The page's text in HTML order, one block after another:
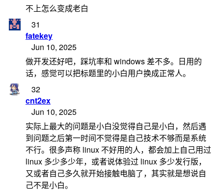
不上怎么变成老白
31
fatekey
Jun 10, 2025
做开发还好吧，踩坑率和 windows 差不多。日用的
话，感觉可以把标题里的小白用户换成正常人。
32
cnt2ex
Jun 10, 2025
实际上最大的问题是小白没觉得自己是小白，然后遇
到问题之后第一时间不觉得是自己技术不够而是系统
不行。很多声称 linux 不好用的人，都会加上自己用过
linux 多少多少年，或者说体验过 linux 多少发行版，
又或者自己多久就开始接触电脑了，其实就是想说自
己不是小白。